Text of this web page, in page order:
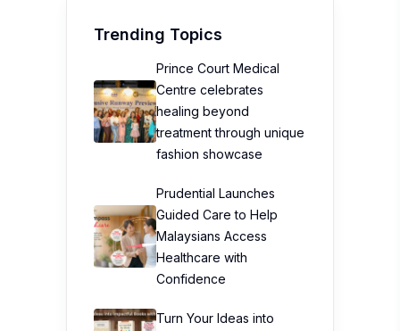
Trending Topics
Prince Court Medical
Centre celebrates
healing beyond
treatment through unique
fashion showcase
Prudential Launches
Guided Care to Help
Malaysians Access
Healthcare with
Confidence
Turn Your Ideas into